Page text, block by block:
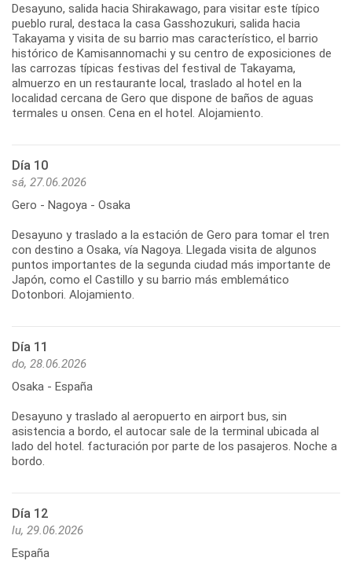
Desayuno, salida hacia Shirakawago, para visitar este típico
pueblo rural, destaca la casa Gasshozukuri, salida hacia
Takayama y visita de su barrio mas característico, el barrio
histórico de Kamisannomachi y su centro de exposiciones de
las carrozas típicas festivas del festival de Takayama,
almuerzo en un restaurante local, traslado al hotel en la
localidad cercana de Gero que dispone de baños de aguas
termales u onsen. Cena en el hotel. Alojamiento.
Día 10
sá, 27.06.2026
Gero - Nagoya - Osaka
Desayuno y traslado a la estación de Gero para tomar el tren
con destino a Osaka, vía Nagoya. Llegada visita de algunos
puntos importantes de la segunda ciudad más importante de
Japón, como el Castillo y su barrio más emblemático
Dotonbori. Alojamiento.
Día 11
do, 28.06.2026
Osaka - España
Desayuno y traslado al aeropuerto en airport bus, sin
asistencia a bordo, el autocar sale de la terminal ubicada al
lado del hotel. facturación por parte de los pasajeros. Noche a
bordo.
Día 12
lu, 29.06.2026
España